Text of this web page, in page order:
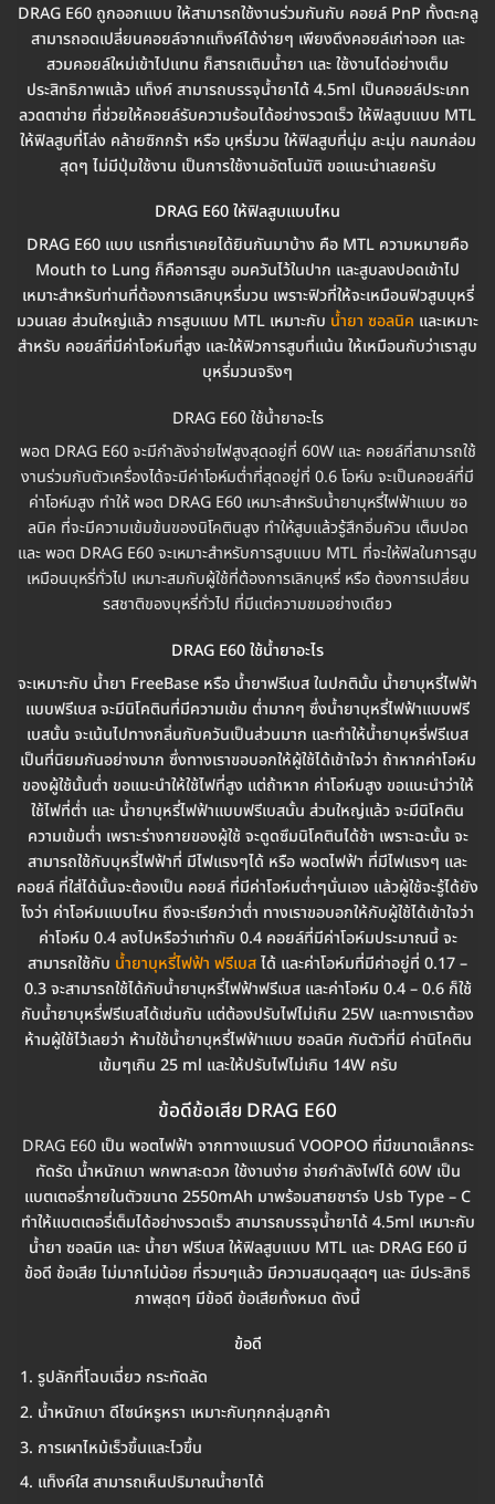
DRAG E60 ถูกออกแบบ ให้สามารถใช้งานร่วมกันกับ คอยล์ PnP ทั้งตะกลู
สามารถอดเปลี่ยนคอยล์จากแท็งค์ได้ง่ายๆ เพียงดึงคอยล์เก่าออก และ
สวมคอยล์ใหม่เข้าไปแทน ก็สารถเติมน้ำยา และ ใช้งานได่อย่างเต็ม
ประสิทธิภาพแล้ว แท็งค์ สามารถบรรจุน้ำยาได้ 4.5ml เป็นคอยล์ประเภท
ลวดตาข่าย ที่ช่วยให้คอยล์รับความร้อนได้อย่างรวดเร็ว ให้ฟิลสูบแบบ MTL
ให้ฟิลสูบที่โล่ง คล้ายซิกกร้า หรือ บุหรี่มวน ให้ฟิลสูบที่นุ่ม ละมุ่น กลมกล่อม
สุดๆ ไม่มีปุ่มใช้งาน เป็นการใช้งานอัตโนมัติ ขอแนะนำเลยครับ
DRAG E60 ให้ฟิลสูบแบบไหน
DRAG E60 แบบ แรกที่เราเคยได้ยินกันมาบ้าง คือ MTL ความหมายคือ
Mouth to Lung ก็คือการสูบ อมควันไว้ในปาก และสูบลงปอดเข้าไป
เหมาะสำหรับท่านที่ต้องการเลิกบุหรี่มวน เพราะฟิวที่ให้จะเหมือนฟิวสูบบุหรี่
มวนเลย ส่วนใหญ่แล้ว การสูบแบบ MTL เหมาะกับ น้ำยา ซอลนิค และเหมาะ
สำหรับ คอยล์ที่มีค่าโอห์มที่สูง และให้ฟิวการสูบที่แน้น ให้เหมือนกับว่าเราสูบ
บุหรี่มวนจริงๆ
DRAG E60 ใช้น้ำยาอะไร
พอต DRAG E60 จะมีกำลังจ่ายไฟสูงสุดอยู่ที่ 60W และ คอยล์ที่สามารถใช้
งานร่วมกับตัวเครื่องได้จะมีค่าโอห์มต่ำที่สุดอยู่ที่ 0.6 โอห์ม จะเป็นคอยล์ที่มี
ค่าโอห์มสูง ทำให้ พอต DRAG E60 เหมาะสำหรับน้ำยาบุหรี่ไฟฟ้าแบบ ซอ
ลนิค ที่จะมีความเข้มข้นของนิโคตินสูง ทำให้สูบแล้วรู้สึกอิ่มคัวน เต็มปอด
และ พอต DRAG E60 จะเหมาะสำหรับการสูบแบบ MTL ที่จะให้ฟิลในการสูบ
เหมือนบุหรี่ทั่วไป เหมาะสมกับผู้ใช้ที่ต้องการเลิกบุหรี่ หรือ ต้องการเปลี่ยน
รสชาติของบุหรี่ทั่วไป ที่มีแต่ความขมอย่างเดียว
DRAG E60 ใช้น้ำยาอะไร
จะเหมาะกับ น้ำยา FreeBase หรือ น้ำยาฟรีเบส ในปกตินั้น น้ำยาบุหรี่ไฟฟ้า
แบบฟรีเบส จะมีนิโคตินที่มีความเข้ม ต่ำมากๆ ซึ่งน้ำยาบุหรี่ไฟฟ้าแบบฟรี
เบสนั้น จะเน้นไปทางกลิ่นกับควันเป็นส่วนมาก และทำให้น้ำยาบุหรี่ฟรีเบส
เป็นที่นิยมกันอย่างมาก ซึ่งทางเราขอบอกให้ผู้ใช้ได้เข้าใจว่า ถ้าหากค่าโอห์ม
ของผู้ใช้นั้นต่ำ ขอแนะนำให้ใช้ไฟที่สูง แต่ถ้าหาก ค่าโอห์มสูง ขอแนะนำว่าให้
ใช้ไฟที่ต่ำ และ น้ำยาบุหรี่ไฟฟ้าแบบฟรีเบสนั้น ส่วนใหญ่แล้ว จะมีนิโคติน
ความเข้มต่ำ เพราะร่างกายของผู้ใช้ จะดูดซึมนิโคตินได้ช้า เพราะฉะนั้น จะ
สามารถใช้กับบุหรี่ไฟฟ้าที่ มีไฟแรงๆได้ หรือ พอตไฟฟ้า ที่มีไฟแรงๆ และ
คอยล์ ที่ใส่ได้นั้นจะต้องเป็น คอยล์ ที่มีค่าโอห์มต่ำๆนั่นเอง แล้วผู้ใช้จะรู้ได้ยัง
ไงว่า ค่าโอห์มแบบไหน ถึงจะเรียกว่าต่ำ ทางเราขอบอกให้กับผู้ใช้ได้เข้าใจว่า
ค่าโอห์ม 0.4 ลงไปหรือว่าเท่ากับ 0.4 คอยล์ที่มีค่าโอห์มประมาณนี้ จะ
สามารถใช้กับ น้ำยาบุหรี่ไฟฟ้า ฟรีเบสได้ และค่าโอห์มที่มีค่าอยู่ที่ 0.17 –
0.3 จะสามารถใช้ได้กับน้ำยาบุหรี่ไฟฟ้าฟรีเบส และค่าโอห์ม 0.4 – 0.6 ก็ใช้
กับน้ำยาบุหรี่ฟรีเบสได้เช่นกัน แต่ต้องปรับไฟไม่เกิน 25W และทางเราต้อง
ห้ามผู้ใช้ไว้เลยว่า ห้ามใช้น้ำยาบุหรี่ไฟฟ้าแบบ ซอลนิค กับตัวที่มี ค่านิโคติน
เข้มๆเกิน 25 ml และให้ปรับไฟไม่เกิน 14W ครับ
ข้อดีข้อเสีย DRAG E60
DRAG E60 เป็น พอตไฟฟ้า จากทางแบรนด์ VOOPOO ที่มีขนาดเล็กกระ
ทัดรัด น้ำหนักเบา พกพาสะดวก ใช้งานง่าย จ่ายกำลังไฟได้ 60W เป็น
แบตเตอรี่ภายในตัวขนาด 2550mAh มาพร้อมสายชาร์จ Usb Type – C
ทำให้แบตเตอรี่เต็มได้อย่างรวดเร็ว สามารถบรรจุน้ำยาได้ 4.5ml เหมาะกับ
น้ำยา ซอลนิค และ น้ำยา ฟรีเบส ให้ฟิลสูบแบบ MTL และ DRAG E60 มี
ข้อดี ข้อเสีย ไม่มากไม่น้อย ที่รวมๆแล้ว มีความสมดุลสุดๆ และ มีประสิทธิ
ภาพสุดๆ มีข้อดี ข้อเสียทั้งหมด ดังนี้
ข้อดี
รูปลักที่โฉบเฉี่ยว กระทัดลัด
น้ำหนักเบา ดีไซน์หรูหรา เหมาะกับทุกกลุ่มลูกค้า
การเผาไหม้เร็วขึ้นและไวขึ้น
แท็งค์ใส สามารถเห็นปริมาณน้ำยาได้